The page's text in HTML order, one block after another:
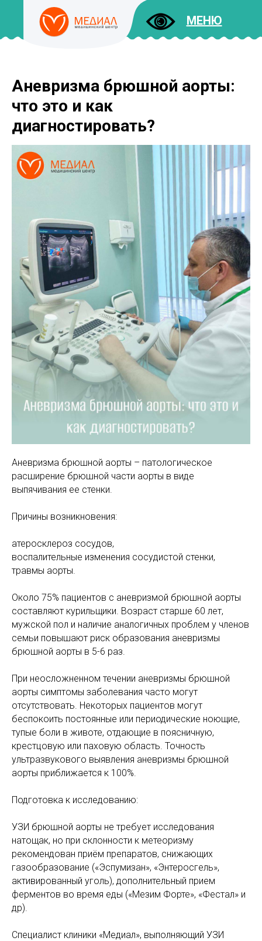
ЦЕНТР
ПАПАМ ДЕТЯМ ГРАФИК
МЕНЮ
RUS
ENG
ОТЗЫВЫ
ДОКУМЕНТЫ
Аневризма брюшной аорты:
что это и как
диагностировать?
Аневризма брюшной аорты – патологическое
расширение брюшной части аорты в виде
выпячивания ее стенки.
Причины возникновения:
атеросклероз сосудов,
воспалительные изменения сосудистой стенки,
травмы аорты.
Около 75% пациентов с аневризмой брюшной аорты
составляют курильщики. Возраст старше 60 лет,
мужской пол и наличие аналогичных проблем у членов
семьи повышают риск образования аневризмы
брюшной аорты в 5-6 раз.
При неосложненном течении аневризмы брюшной
аорты симптомы заболевания часто могут
отсутствовать. Некоторых пациентов могут
беспокоить постоянные или периодические ноющие,
тупые боли в животе, отдающие в поясничную,
крестцовую или паховую область. Точность
ультразвукового выявления аневризмы брюшной
аорты приближается к 100%.
Подготовка к исследованию:
УЗИ брюшной аорты не требует исследования
натощак, но при склонности к метеоризму
рекомендован приём препаратов, снижающих
газообразование («Эспумизан», «Энтеросгель»,
активированный уголь), дополнительный прием
ферментов во время еды («Мезим Форте», «Фестал» и
др).
Специалист клиники «Медиал», выполняющий УЗИ